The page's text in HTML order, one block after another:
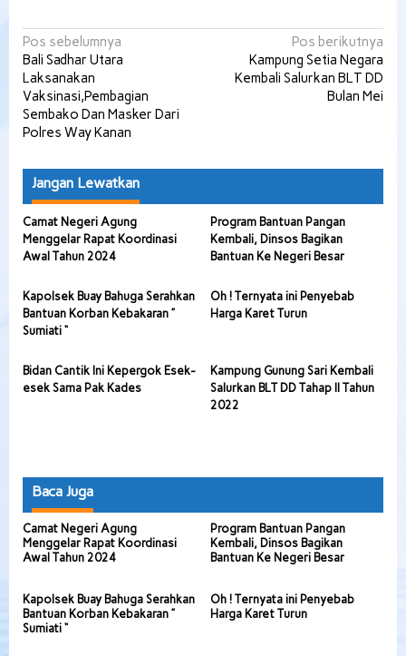
Navigasi
pos
Pos sebelumnya
Bali Sadhar Utara
Laksanakan
Vaksinasi,Pembagian
Sembako Dan Masker Dari
Polres Way Kanan
Pos berikutnya
Kampung Setia Negara
Kembali Salurkan BLT DD
Bulan Mei
Jangan Lewatkan
Camat Negeri Agung
Menggelar Rapat Koordinasi
Awal Tahun 2024
Program Bantuan Pangan
Kembali, Dinsos Bagikan
Bantuan Ke Negeri Besar
Kapolsek Buay Bahuga Serahkan
Bantuan Korban Kebakaran ”
Sumiati “
Oh ! Ternyata ini Penyebab
Harga Karet Turun
Bidan Cantik Ini Kepergok Esek-
esek Sama Pak Kades
Kampung Gunung Sari Kembali
Salurkan BLT DD Tahap II Tahun
2022
Baca Juga
Camat Negeri Agung
Menggelar Rapat Koordinasi
Awal Tahun 2024
Program Bantuan Pangan
Kembali, Dinsos Bagikan
Bantuan Ke Negeri Besar
Kapolsek Buay Bahuga Serahkan
Bantuan Korban Kebakaran ”
Sumiati “
Oh ! Ternyata ini Penyebab
Harga Karet Turun